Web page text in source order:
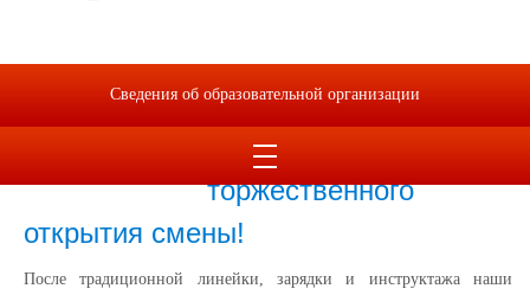
«Время Единства»:
третий день лагеря
начался с
торжественного
открытия смены!
После традиционной линейки, зарядки и инструктажа наши
Сведения об образовательной организации